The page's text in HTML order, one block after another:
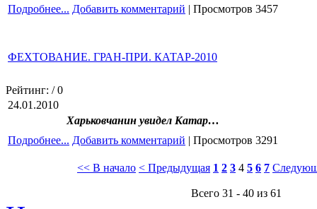
Подробнее... Добавить комментарий | Просмотров 3457
ФЕХТОВАНИЕ. ГРАН-ПРИ. КАТАР-2010
Рейтинг: / 0
24.01.2010
Харьковчанин увидел Катар…
Подробнее... Добавить комментарий | Просмотров 3291
<< В начало < Предыдущая 1 2 3 4 5 6 7
Всего 31 - 40 из 61